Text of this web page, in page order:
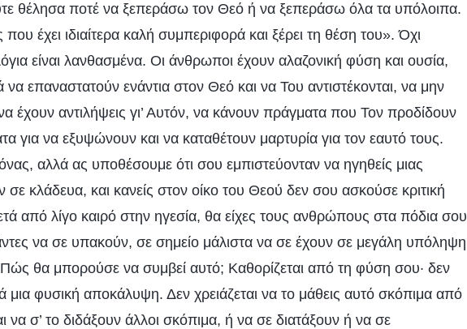
θέλησα ποτέ να ξεπεράσω τον Θεό ή να ξεπεράσω όλα τα υπόλοιπα.
έχει ιδιαίτερα καλή συμπεριφορά και ξέρει τη θέση του». Όχι
είναι λανθασμένα. Οι άνθρωποι έχουν αλαζονική φύση και ουσία,
επαναστατούν ενάντια στον Θεό και να Του αντιστέκονται, να μην
έχουν αντιλήψεις γι’ Αυτόν, να κάνουν πράγματα που Τον προδίδουν
για να εξυψώνουν και να καταθέτουν μαρτυρία για τον εαυτό τους.
αλλά ας υποθέσουμε ότι σου εμπιστεύονταν να ηγηθείς μιας
σε κλάδευα, και κανείς στον οίκο του Θεού δεν σου ασκούσε κριτική
από λίγο καιρό στην ηγεσία, θα είχες τους ανθρώπους στα πόδια σου
να σε υπακούν, σε σημείο μάλιστα να σε έχουν σε μεγάλη υπόληψη
θα μπορούσε να συμβεί αυτό; Καθορίζεται από τη φύση σου· δεν
μια φυσική αποκάλυψη. Δεν χρειάζεται να το μάθεις αυτό σκόπιμα από
να σ’ το διδάξουν άλλοι σκόπιμα, ή να σε διατάξουν ή να σε